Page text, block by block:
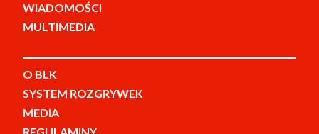
WIADOMOŚCI
MULTIMEDIA
O BLK
SYSTEM ROZGRYWEK
MEDIA